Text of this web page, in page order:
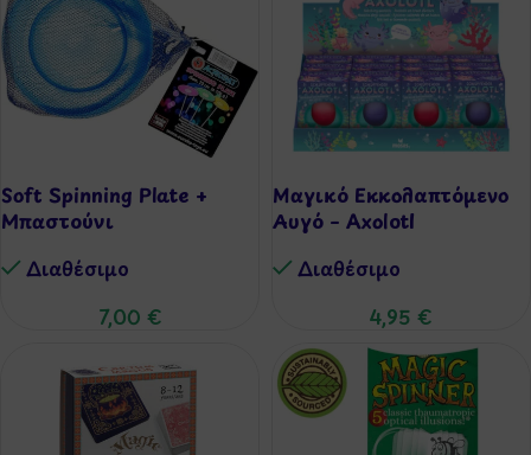
Soft Spinning Plate +
Μπαστούνι
Διαθέσιμo
7,00 €
Μαγικό Εκκολαπτόμενο
Αυγό – Axolotl
Διαθέσιμo
4,95 €